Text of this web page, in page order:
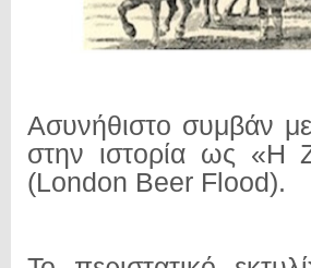
Ασυνήθιστο συμβάν
στην ιστορία ως «Η
(London Beer Flood).